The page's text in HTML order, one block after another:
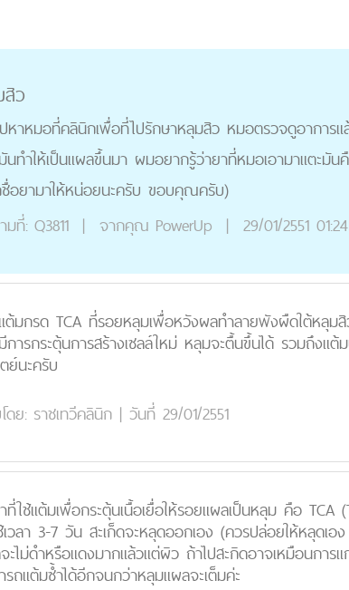
ว
หาหมอที่คลินิกเพื่อที่ไปรักษาหลุมสิว หมอตรวจดูอาการแ
นทำให้เป็นแผลขึ้นมา ผมอยากรู้ว่ายาที่หมอเอามาแตะมั
อยามาให้หน่อยนะครับ ขอบคุณครับ)
มที่: Q3811 | จากคุณ PowerUp | 29/01/2551
ต้มกรด TCA ที่รอยหลุมเพื่อหวังผลทำลายพังผืดใต้หลุม
การกระตุ้นการสร้างเซลล์ใหม่ หลุมจะตื้นขึ้นได้ รวมถึ
ย์นะครับ
ดย: ราชเทวีคลินิก | วันที่ 29/01/2551
ที่ใช้แต้มเพื่อกระตุ้นเนื้อเยื่อให้รอยแผลเป็นหลุม คือ TCA
เวลา 3-7 วัน สะเก็ดจะหลุดออกเอง (ควรปล่อยให้หลุดเอ
ะไม่ดำหรือแดงมากแล้วแต่ผิว ถ้าไปสะกิดอาจเหมือนกา
รถแต้มซ้ำได้อีกจนกว่าหลุมแผลจะเต็มค่ะ